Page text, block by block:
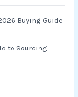
Buying Guide
to Sourcing